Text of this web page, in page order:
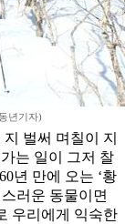
년기자)
벌써 며칠이 지
는 일이 그저 찰
년 만에 오는 ‘황
러운 동물이면
우리에게 익숙한